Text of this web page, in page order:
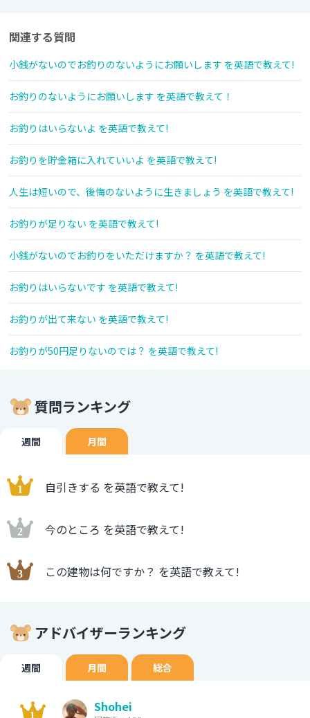
関連する質問
小銭がないのでお釣りのないようにお願いします を英語で教えて!
お釣りのないようにお願いします を英語で教えて！
お釣りはいらないよ を英語で教えて!
お釣りを貯金箱に入れていいよ を英語で教えて!
人生は短いので、後悔のないように生きましょう を英語で教えて!
お釣りが足りない を英語で教えて!
小銭がないのでお釣りをいただけますか？ を英語で教えて!
お釣りはいらないです を英語で教えて!
お釣りが出て来ない を英語で教えて!
お釣りが50円足りないのでは？ を英語で教えて!
質問ランキング
週間 月間
自引きする を英語で教えて!
今のところ を英語で教えて!
この建物は何ですか？ を英語で教えて!
アドバイザーランキング
週間 月間 総合
Shohei